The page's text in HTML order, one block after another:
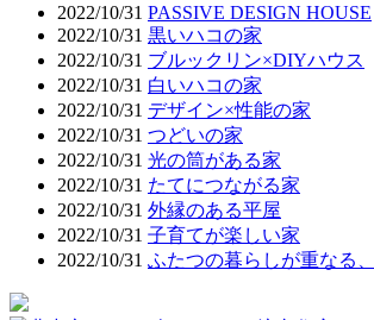
2022/10/31 PASSIVE DESIGN HOUSE
2022/10/31 黒いハコの家
2022/10/31 ブルックリン×DIYハウス
2022/10/31 白いハコの家
2022/10/31 デザイン×性能の家
2022/10/31 つどいの家
2022/10/31 光の筒がある家
2022/10/31 たてにつながる家
2022/10/31 外縁のある平屋
2022/10/31 子育てが楽しい家
2022/10/31 ふたつの暮らしが重なる